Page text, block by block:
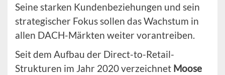
Seine starken Kundenbeziehungen und sein
strategischer Fokus sollen das Wachstum in
allen DACH-Märkten weiter vorantreiben.
Seit dem Aufbau der Direct-to-Retail-
Strukturen im Jahr 2020 verzeichnet Moose